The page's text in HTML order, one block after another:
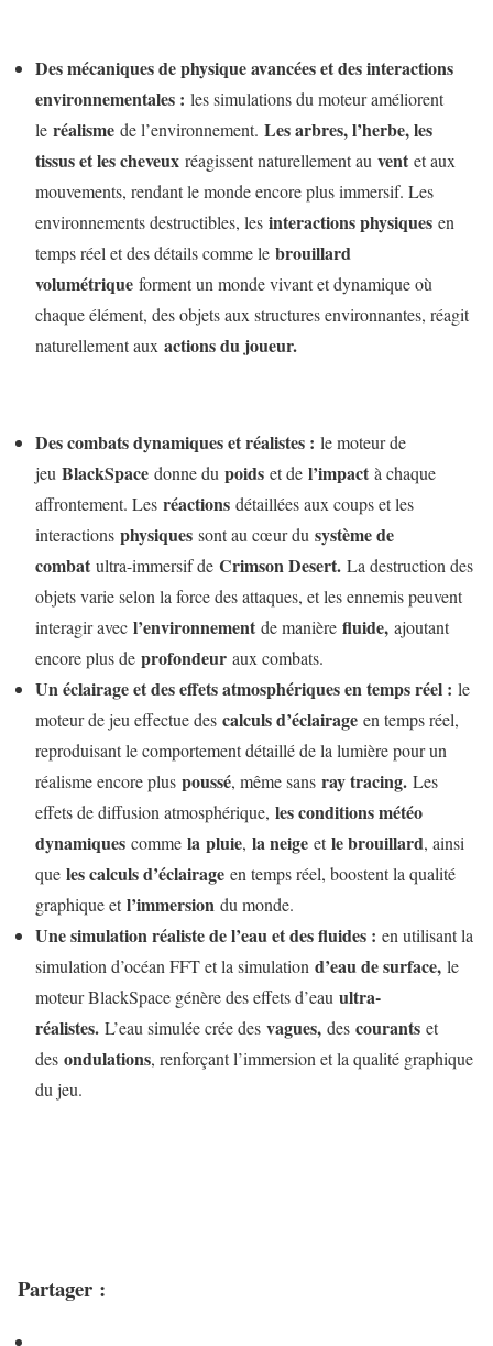
Des mécaniques de physique avancées et des interactions
environnementales : les simulations du moteur améliorent
le réalisme de l’environnement. Les arbres, l’herbe, les
tissus et les cheveux réagissent naturellement au vent et aux
mouvements, rendant le monde encore plus immersif. Les
environnements destructibles, les interactions physiques en
temps réel et des détails comme le brouillard
volumétrique forment un monde vivant et dynamique où
chaque élément, des objets aux structures environnantes, réagit
naturellement aux actions du joueur.
Des combats dynamiques et réalistes : le moteur de
jeu BlackSpace donne du poids et de l’impact à chaque
affrontement. Les réactions détaillées aux coups et les
interactions physiques sont au cœur du système de
combat ultra-immersif de Crimson Desert. La destruction des
objets varie selon la force des attaques, et les ennemis peuvent
interagir avec l’environnement de manière fluide, ajoutant
encore plus de profondeur aux combats.
Un éclairage et des effets atmosphériques en temps réel : le
moteur de jeu effectue des calculs d’éclairage en temps réel,
reproduisant le comportement détaillé de la lumière pour un
réalisme encore plus poussé, même sans ray tracing. Les
effets de diffusion atmosphérique, les conditions météo
dynamiques comme la pluie, la neige etle brouillard, ainsi
que les calculs d’éclairage en temps réel, boostent la qualité
graphique etl’immersion du monde.
Une simulation réaliste de l’eau et des fluides : en utilisant la
simulation d’océan FFT et la simulation d’eau de surface, le
moteur BlackSpace génère des effets d’eau ultra-
réalistes. L’eau simulée crée des vagues, des courants et
des ondulations, renforçant l’immersion et la qualité graphique
du jeu.
Partager :